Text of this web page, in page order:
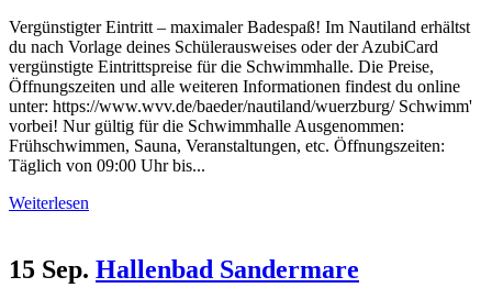
Vergünstigter Eintritt – maximaler Badespaß! Im Nautiland erhältst
du nach Vorlage deines Schülerausweises oder der AzubiCard
vergünstigte Eintrittspreise für die Schwimmhalle. Die Preise,
Öffnungszeiten und alle weiteren Informationen findest du online
unter: https://www.wvv.de/baeder/nautiland/wuerzburg/ Schwimm'
vorbei! Nur gültig für die Schwimmhalle Ausgenommen:
Frühschwimmen, Sauna, Veranstaltungen, etc. Öffnungszeiten:
Täglich von 09:00 Uhr bis...
Weiterlesen
15 Sep. Hallenbad Sandermare